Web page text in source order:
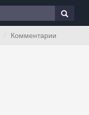
Комментарии